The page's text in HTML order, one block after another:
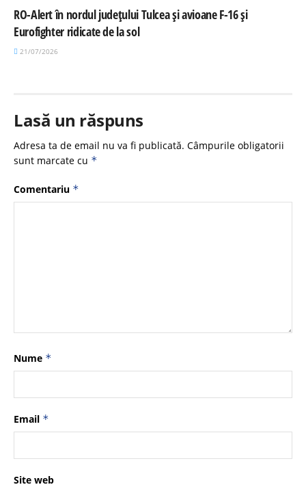
RO-Alert în nordul județului Tulcea și avioane F-16 și
Eurofighter ridicate de la sol
21/07/2026
Lasă un răspuns
Adresa ta de email nu va fi publicată. Câmpurile obligatorii
sunt marcate cu *
Comentariu *
Nume *
Email *
Site web